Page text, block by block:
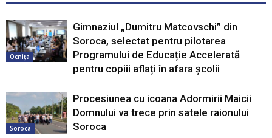
Ocnița
Gimnaziul „Dumitru Matcovschi” din
Soroca, selectat pentru pilotarea
Programului de Educație Accelerată
pentru copiii aflați în afara școlii
Soroca
Procesiunea cu icoana Adormirii Maicii
Domnului va trece prin satele raionului
Soroca